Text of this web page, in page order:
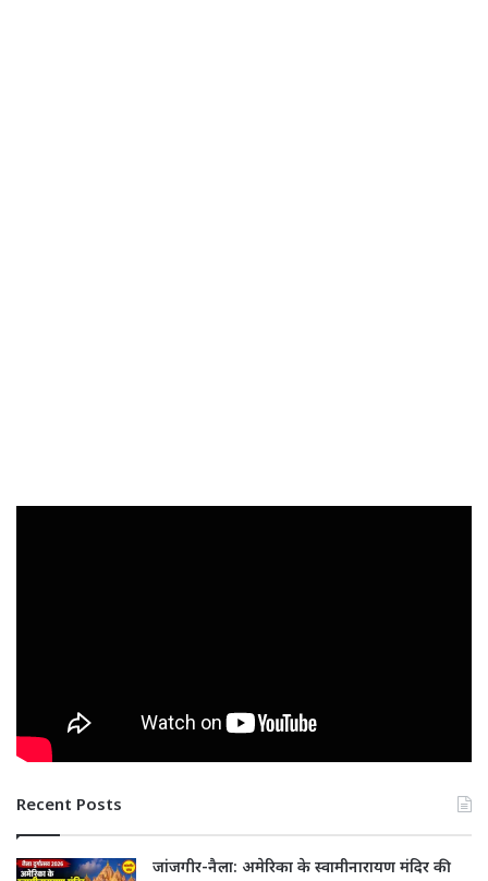
Recent Posts
जांजगीर-नैला: अमेरिका के स्वामीनारायण मंदिर की